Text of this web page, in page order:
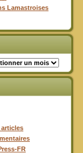
Lamastroises
articles
FR